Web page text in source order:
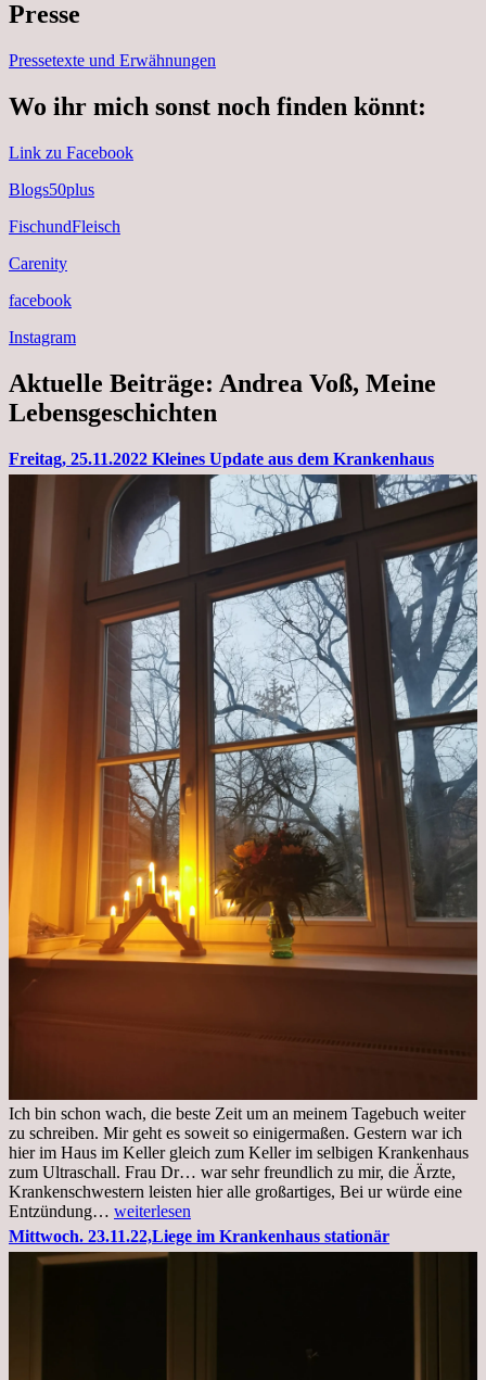
Presse
Pressetexte und Erwähnungen
Wo ihr mich sonst noch finden könnt:
Link zu Facebook
Blogs50plus
FischundFleisch
Carenity
facebook
Instagram
Aktuelle Beiträge: Andrea Voß, Meine
Lebensgeschichten
Freitag, 25.11.2022 Kleines Update aus dem Krankenhaus
Ich bin schon wach, die beste Zeit um an meinem Tagebuch weiter
zu schreiben. Mir geht es soweit so einigermaßen. Gestern war ich
hier im Haus im Keller gleich zum Keller im selbigen Krankenhaus
zum Ultraschall. Frau Dr… war sehr freundlich zu mir, die Ärzte,
Krankenschwestern leisten hier alle großartiges, Bei ur würde eine
Entzündung… Freitag,
25.11.2022
Kleines
weiterlesen
Mittwoch. 23.11.22,Liege im Krankenhaus stationär